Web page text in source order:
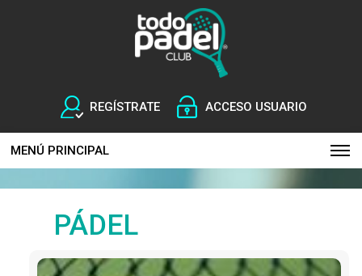
REGÍSTRATE ACCESO USUARIO
MENÚ PRINCIPAL
PÁDEL